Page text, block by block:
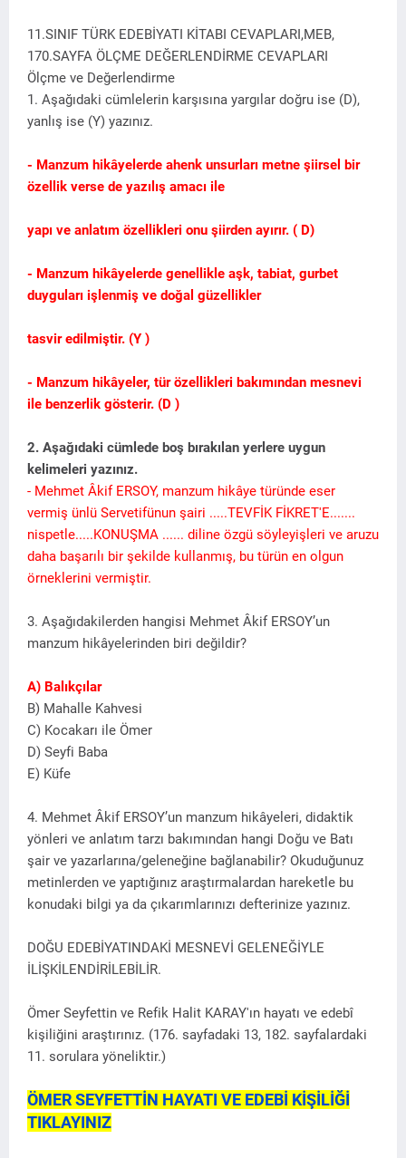
11.SINIF TÜRK EDEBİYATI KİTABI CEVAPLARI,MEB,
170.SAYFA ÖLÇME DEĞERLENDİRME CEVAPLARI
Ölçme ve Değerlendirme
1. Aşağıdaki cümlelerin karşısına yargılar doğru ise (D),
yanlış ise (Y) yazınız.
- Manzum hikâyelerde ahenk unsurları metne şiirsel bir
özellik verse de yazılış amacı ile
yapı ve anlatım özellikleri onu şiirden ayırır. ( D)
- Manzum hikâyelerde genellikle aşk, tabiat, gurbet
duyguları işlenmiş ve doğal güzellikler
tasvir edilmiştir. (Y )
- Manzum hikâyeler, tür özellikleri bakımından mesnevi
ile benzerlik gösterir. (D )
2. Aşağıdaki cümlede boş bırakılan yerlere uygun
kelimeleri yazınız.
- Mehmet Âkif ERSOY, manzum hikâye türünde eser
vermiş ünlü Servetifünun şairi .....TEVFİK FİKRET'E.......
nispetle.....KONUŞMA ...... diline özgü söyleyişleri ve aruzu
daha başarılı bir şekilde kullanmış, bu türün en olgun
örneklerini vermiştir.
3. Aşağıdakilerden hangisi Mehmet Âkif ERSOY’un
manzum hikâyelerinden biri değildir?
A) Balıkçılar
B) Mahalle Kahvesi
C) Kocakarı ile Ömer
D) Seyfi Baba
E) Küfe
4. Mehmet Âkif ERSOY’un manzum hikâyeleri, didaktik
yönleri ve anlatım tarzı bakımın­dan hangi Doğu ve Batı
şair ve yazarlarına/geleneğine bağlanabilir? Okuduğunuz
metinlerden ve yaptığınız araştırmalardan hareketle bu
konudaki bilgi ya da çıkarım­larınızı defterinize yazınız.
DOĞU EDEBİYATINDAKİ MESNEVİ GELENEĞİYLE
İLİŞKİLENDİRİLEBİLİR.
Ömer Seyfettin ve Refik Halit KARAY'ın hayatı ve edebî
kişiliğini araştırınız. (176. sayfadaki 13, 182. sayfalardaki
11. sorulara yöneliktir.)
ÖMER SEYFETTİN HAYATI VE EDEBİ KİŞİLİĞİ
TIKLAYINIZ